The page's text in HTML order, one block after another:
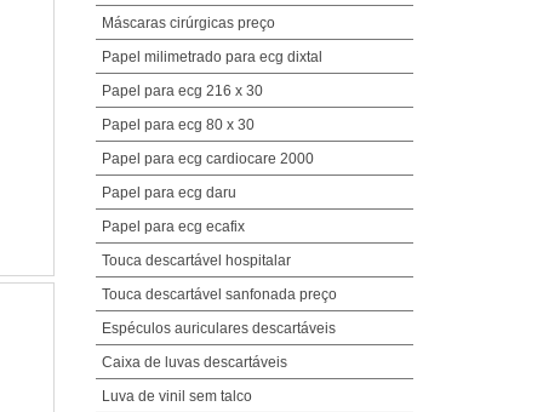
Máscaras cirúrgicas preço
Papel milimetrado para ecg dixtal
Papel para ecg 216 x 30
Papel para ecg 80 x 30
Papel para ecg cardiocare 2000
Papel para ecg daru
Papel para ecg ecafix
Touca descartável hospitalar
Touca descartável sanfonada preço
Espéculos auriculares descartáveis
Caixa de luvas descartáveis
Luva de vinil sem talco